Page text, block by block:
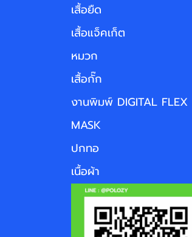
เสื้อยืด
เสื้อแจ็คเก็ต
หมวก
เสื้อกั๊ก
งานพิมพ์ DIGITAL FLEX
MASK
ปกทอ
เนื้อผ้า